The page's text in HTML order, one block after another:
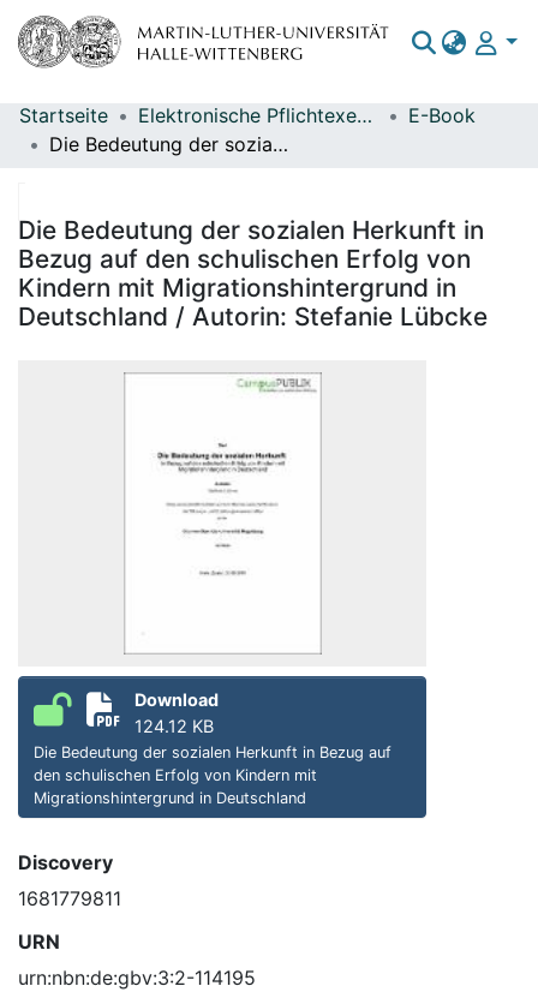
Bereiche & Sammlungen
Statistiken
Startseite Elektronische Pflichtexemplare
E-Book
Die Bedeutung der sozialen Herkunft in Bezug auf den schulischen Erfolg von Kindern mit Migrationshintergrund in Deutschland / Autorin: Stefanie Lübcke
Die Bedeutung der sozialen Herkunft in
Bezug auf den schulischen Erfolg von
Kindern mit Migrationshintergrund in
Deutschland / Autorin: Stefanie Lübcke
Download
124.12 KB
Die Bedeutung der sozialen Herkunft in Bezug auf
den schulischen Erfolg von Kindern mit
Migrationshintergrund in Deutschland
Discovery
1681779811
URN
urn:nbn:de:gbv:3:2-114195